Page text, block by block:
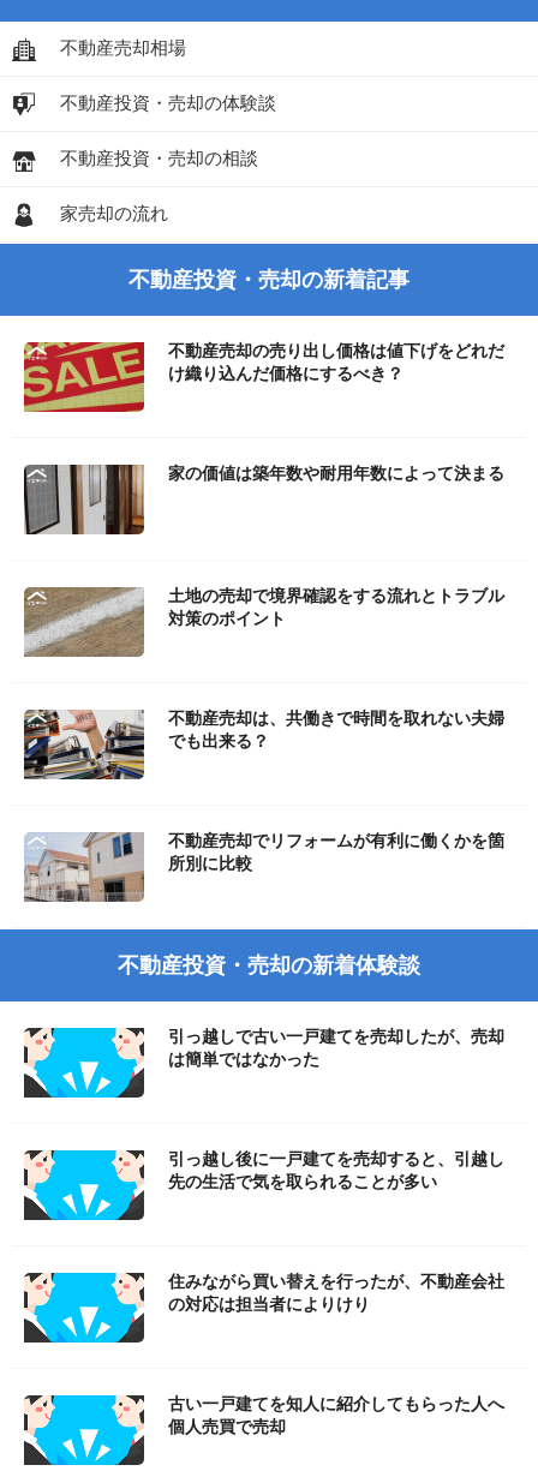
不動産売却相場
不動産投資・売却の体験談
不動産投資・売却の相談
家売却の流れ
不動産投資・売却の新着記事
不動産売却の売り出し価格は値下げをどれだ
け織り込んだ価格にするべき？
家の価値は築年数や耐用年数によって決まる
土地の売却で境界確認をする流れとトラブル
対策のポイント
不動産売却は、共働きで時間を取れない夫婦
でも出来る？
不動産売却でリフォームが有利に働くかを箇
所別に比較
不動産投資・売却の新着体験談
引っ越しで古い一戸建てを売却したが、売却
は簡単ではなかった
引っ越し後に一戸建てを売却すると、引越し
先の生活で気を取られることが多い
住みながら買い替えを行ったが、不動産会社
の対応は担当者によりけり
古い一戸建てを知人に紹介してもらった人へ
個人売買で売却